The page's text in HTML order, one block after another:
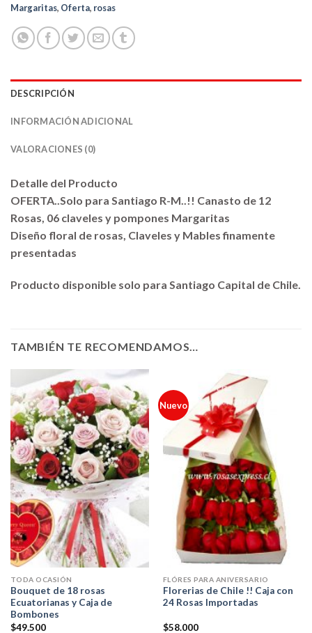
Margaritas, Oferta, rosas
DESCRIPCIÓN
INFORMACIÓN ADICIONAL
VALORACIONES (0)
Detalle del Producto
OFERTA..Solo para Santiago R-M..!! Canasto de 12
Rosas, 06 claveles y pompones Margaritas
Diseño floral de rosas, Claveles y Mables finamente
presentadas
Producto disponible solo para Santiago Capital de Chile.
TAMBIÉN TE RECOMENDAMOS…
TODA OCASIÓN
Bouquet de 18 rosas
Ecuatorianas y Caja de
Bombones
$49.500
Nuevo
FLÓRES PARA ANIVERSARIO
Florerias de Chile !! Caja con
24 Rosas Importadas
$58.000